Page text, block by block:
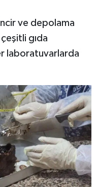
ve depolama
gıda
laboratuvarlarda